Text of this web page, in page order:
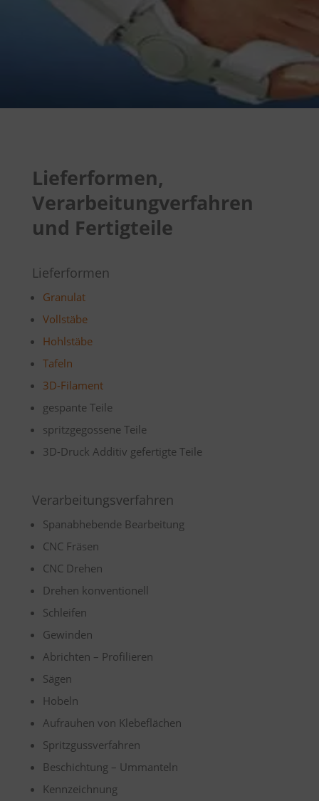
Lieferformen,
Verarbeitungverfahren
und Fertigteile
Lieferformen
Granulat
Vollstäbe
Hohlstäbe
Tafeln
3D-Filament
gespante Teile
spritzgegossene Teile
3D-Druck Additiv gefertigte Teile
Verarbeitungsverfahren
Spanabhebende Bearbeitung
CNC Fräsen
CNC Drehen
Drehen konventionell
Schleifen
Gewinden
Abrichten – Profilieren
Sägen
Hobeln
Aufrauhen von Klebeflächen
Spritzgussverfahren
Beschichtung – Ummanteln
Kennzeichnung